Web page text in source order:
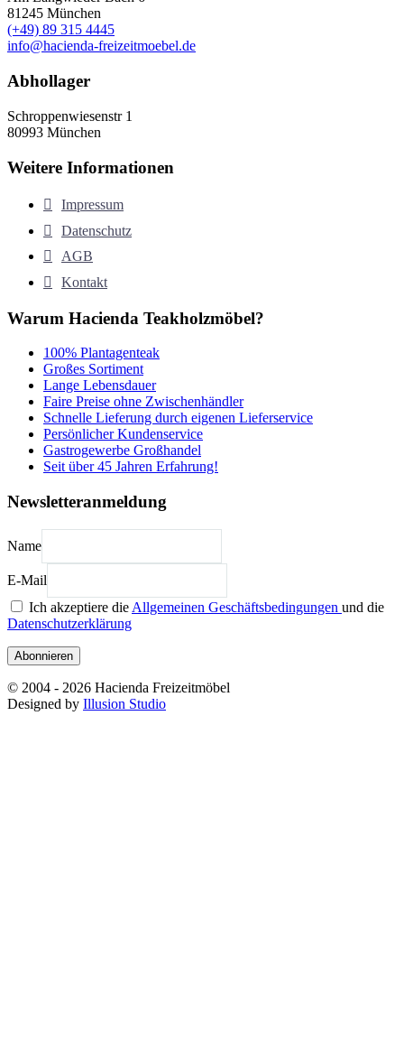
81245 München
(+49) 89 315 4445
info@hacienda-freizeitmoebel.de
Abhollager
Schroppenwiesenstr 1
80993 München
Weitere Informationen
Impressum
Datenschutz
AGB
Kontakt
Warum Hacienda Teakholzmöbel?
100% Plantagenteak
Großes Sortiment
Lange Lebensdauer
Faire Preise ohne Zwischenhändler
Schnelle Lieferung durch eigenen Lieferservice
Persönlicher Kundenservice
Gastrogewerbe Großhandel
Seit über 45 Jahren Erfahrung!
Newsletteranmeldung
Name
E-Mail
Ich akzeptiere die Allgemeinen Geschäftsbedingungen und die
Datenschutzerklärung
Abonnieren
© 2004 - 2026 Hacienda Freizeitmöbel
Designed by Illusion Studio